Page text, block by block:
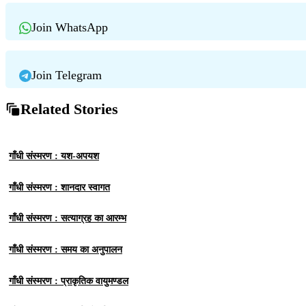
Join WhatsApp
Join Telegram
Related Stories
गाँधी संस्मरण : यश-अपयश
गाँधी संस्मरण : शानदार स्वागत
गाँधी संस्मरण : सत्याग्रह का आरम्भ
गाँधी संस्मरण : समय का अनुपालन
गाँधी संस्मरण : प्राकृतिक वायुमण्डल